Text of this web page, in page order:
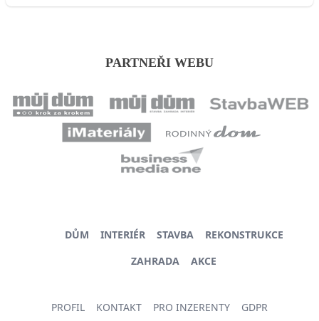
PARTNEŘI WEBU
DŮM INTERIÉR STAVBA
REKONSTRUKCE
ZAHRADA
AKCE
PROFIL KONTAKT PRO INZERENTY GDPR